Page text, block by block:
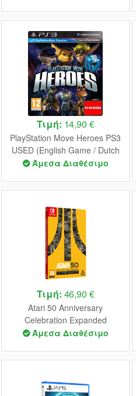
Τιμή: 14,90 €
PlayStation Move Heroes PS3
USED (English Game / Dutch
Cover)
Άμεσα Διαθέσιμο
Τιμή: 46,90 €
Atari 50 Anniversary
Celebration Expanded
Steelbook Edition Nintendo
Άμεσα Διαθέσιμο